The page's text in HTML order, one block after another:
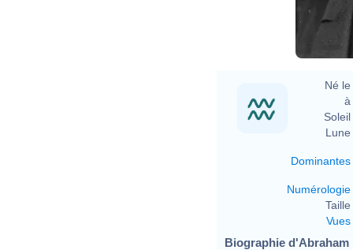
Né le
à
Soleil
Lune
Dominantes
Numérologie
Taille
Vues
Biographie